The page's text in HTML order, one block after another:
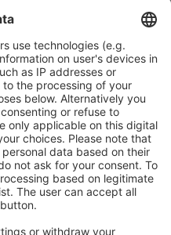
nabídky pro přihlášené
zařízení: hotelů,